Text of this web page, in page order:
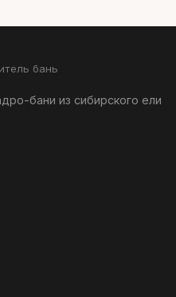
бань
бани из сибирского ели